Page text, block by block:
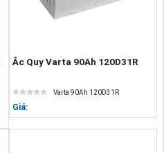
Ắc Quy Varta 90Ah 120D31R
Varta 90Ah 120D31R
Giá: